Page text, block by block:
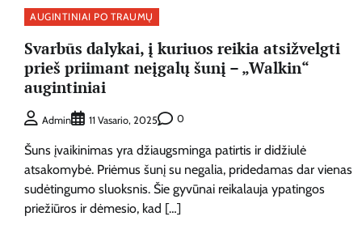
AUGINTINIAI PO TRAUMŲ
Svarbūs dalykai, į kuriuos reikia atsižvelgti
prieš priimant neįgalų šunį – „Walkin“
augintiniai
Admin 11 Vasario, 2025 0
Šuns įvaikinimas yra džiaugsminga patirtis ir didžiulė
atsakomybė. Priėmus šunį su negalia, pridedamas dar vienas
sudėtingumo sluoksnis. Šie gyvūnai reikalauja ypatingos
priežiūros ir dėmesio, kad […]